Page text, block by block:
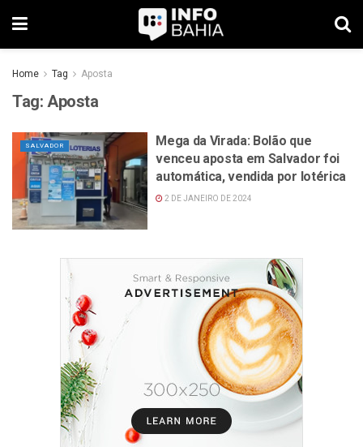
Home Tag Aposta
Tag: Aposta
SALVADOR
Mega da Virada: Bolão que
venceu aposta em Salvador foi
automática, vendida por lotérica
2 DE JANEIRO DE 2024